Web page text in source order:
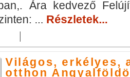
Ára kedvező
... Részletek...
Világos, erkélyes,
otthon